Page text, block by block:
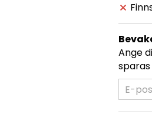
Ange
sparas